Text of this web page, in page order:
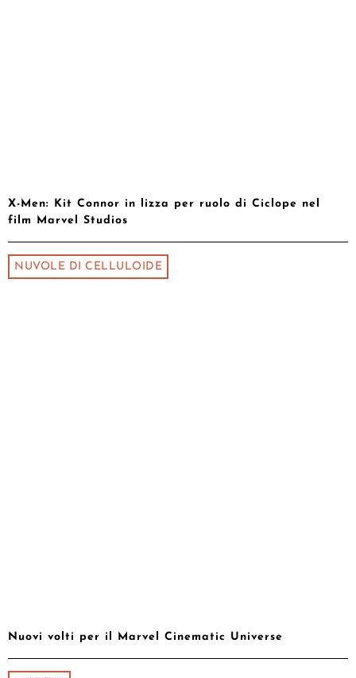
X-Men: Kit Connor in lizza per ruolo di Ciclope nel
film Marvel Studios
NUVOLE DI CELLULOIDE
Nuovi volti per il Marvel Cinematic Universe